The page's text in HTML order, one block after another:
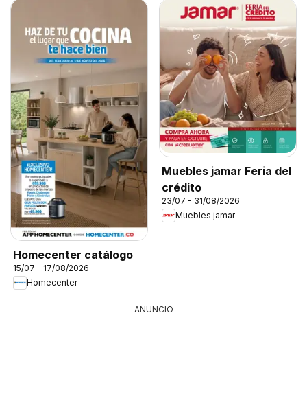
Homecenter catálogo
15/07 - 17/08/2026
Homecenter
Muebles jamar Feria del
crédito
23/07 - 31/08/2026
Muebles jamar
ANUNCIO